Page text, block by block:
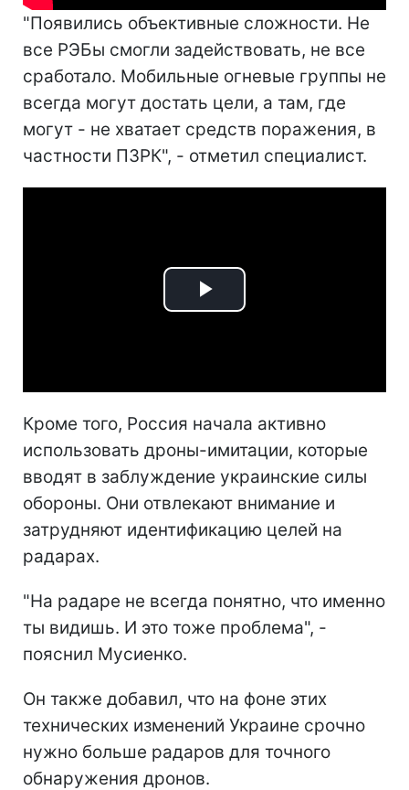
"Появились объективные сложности. Не
все РЭБы смогли задействовать, не все
сработало. Мобильные огневые группы не
всегда могут достать цели, а там, где
могут - не хватает средств поражения, в
частности ПЗРК", - отметил специалист.
Play
Кроме того, Россия начала активно
использовать дроны-имитации, которые
вводят в заблуждение украинские силы
обороны. Они отвлекают внимание и
затрудняют идентификацию целей на
радарах.
"На радаре не всегда понятно, что именно
ты видишь. И это тоже проблема", -
пояснил Мусиенко.
Он также добавил, что на фоне этих
технических изменений Украине срочно
нужно больше радаров для точного
обнаружения дронов.